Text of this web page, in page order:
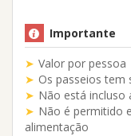
Importante
Valor por pessoa
Os passeios tem
Não está incluso
Não é permitido
alimentação